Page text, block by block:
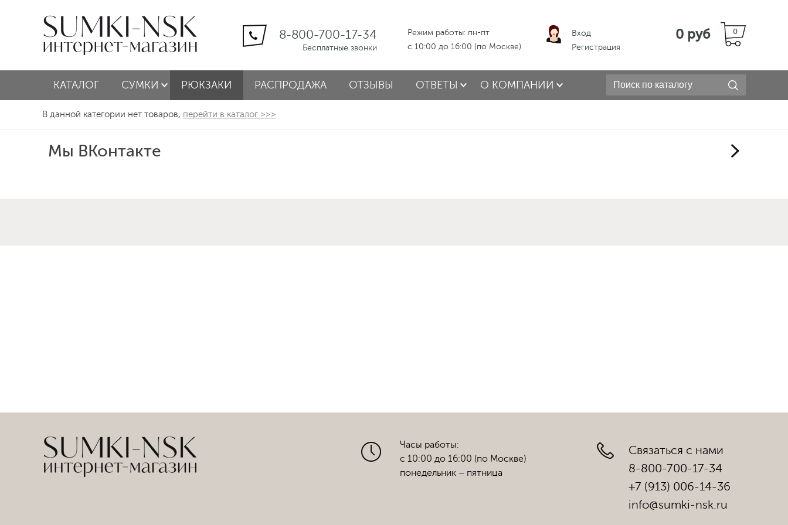
8-800-700-17-34
Бесплатные звонки
Режим работы: пн-пт
с 10:00 до 16:00 (по Москве)
Вход
Регистрация
0
0 руб
КАТАЛОГ СУМКИ РЮКЗАКИ РАСПРОДАЖА ОТЗЫВЫ ОТВЕТЫ О КОМПАНИИ
В данной категории нет товаров, перейти в каталог >>>
Мы ВКонтакте
Часы работы:
с 10:00 до 16:00 (по Москве)
понедельник – пятница
Связаться с нами
8-800-700-17-34
+7 (913) 006-14-36
info@sumki-nsk.ru